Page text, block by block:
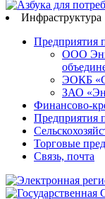
Инфраструктура
Предприятия
ООО
ЭОКБ
ЗАО
Финансово-
Предприятия
Торговые
Связь, почта